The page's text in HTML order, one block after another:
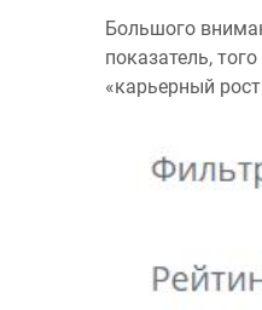
Большого
показатель,
«карьерный